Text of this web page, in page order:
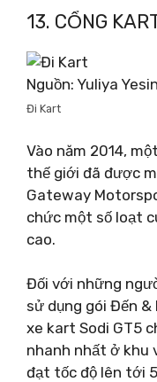
13. CỔNG
Nguồn: Yuliya
Đi Kart
Vào năm 2014,
thế giới đã được
Gateway
chức một số loạt
cao.
Đối với những
sử dụng gói Đến
xe kart Sodi GT5
nhanh nhất ở khu
đạt tốc độ lên tới